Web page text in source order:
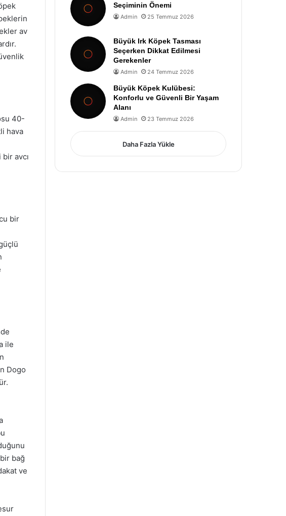
av
40-
hava
avcı
bir
ile
Dogo
bağ
ve
Seçiminin Önemi
Admin 25 Temmuz 2026
Büyük Irk Köpek Tasması
Seçerken Dikkat Edilmesi
Gerekenler
Admin 24 Temmuz 2026
Büyük Köpek Kulübesi:
Konforlu ve Güvenli Bir Yaşam
Alanı
Admin 23 Temmuz 2026
Daha Fazla Yükle